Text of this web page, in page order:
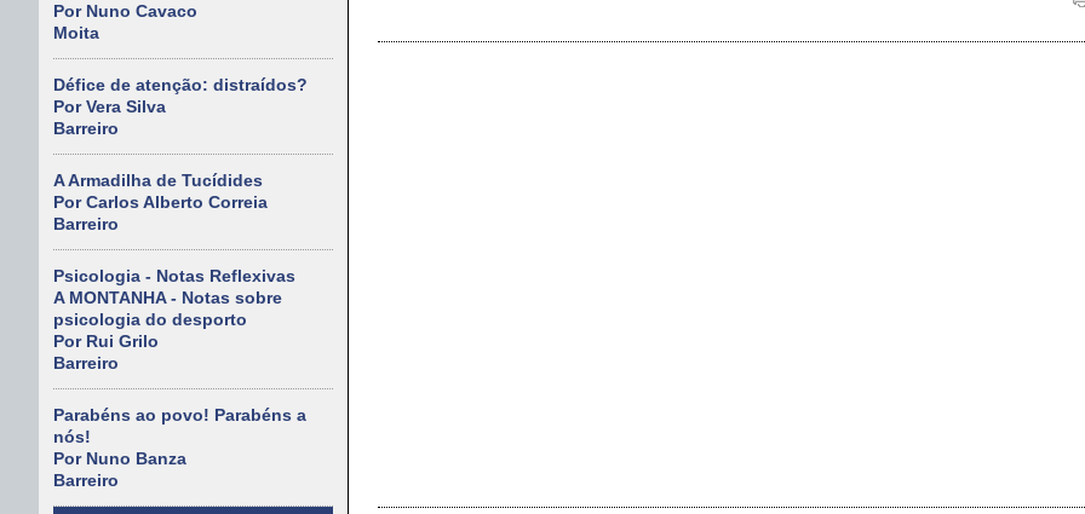
Por Nuno Cavaco
Moita
Défice de atenção: distraídos?
Por Vera Silva
Barreiro
A Armadilha de Tucídides
Por Carlos Alberto Correia
Barreiro
Psicologia - Notas Reflexivas
A MONTANHA - Notas sobre
psicologia do desporto
Por Rui Grilo
Barreiro
Parabéns ao povo! Parabéns a
nós!
Por Nuno Banza
Barreiro